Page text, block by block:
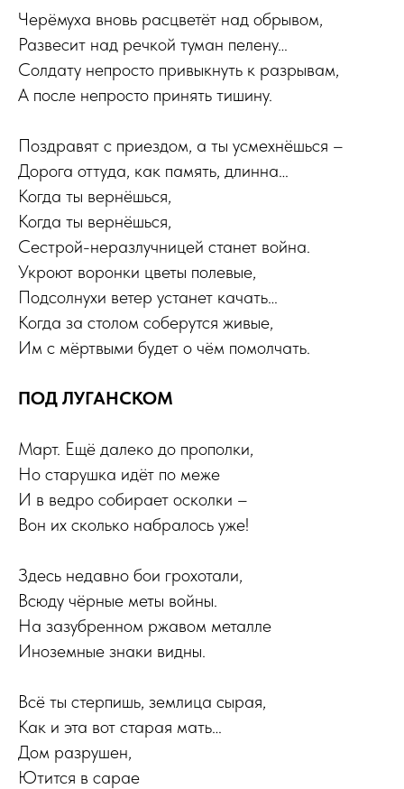
Черёмуха вновь расцветёт над обрывом,
Развесит над речкой туман пелену…
Солдату непросто привыкнуть к разрывам,
А после непросто принять тишину.
Поздравят с приездом, а ты усмехнёшься –
Дорога оттуда, как память, длинна…
Когда ты вернёшься,
Когда ты вернёшься,
Сестрой-неразлучницей станет война.
Укроют воронки цветы полевые,
Подсолнухи ветер устанет качать…
Когда за столом соберутся живые,
Им с мёртвыми будет о чём помолчать.
ПОД ЛУГАНСКОМ
Март. Ещё далеко до прополки,
Но старушка идёт по меже
И в ведро собирает осколки –
Вон их сколько набралось уже!
Здесь недавно бои грохотали,
Всюду чёрные меты войны.
На зазубренном ржавом металле
Иноземные знаки видны.
Всё ты стерпишь, землица сырая,
Как и эта вот старая мать…
Дом разрушен,
Ютится в сарае